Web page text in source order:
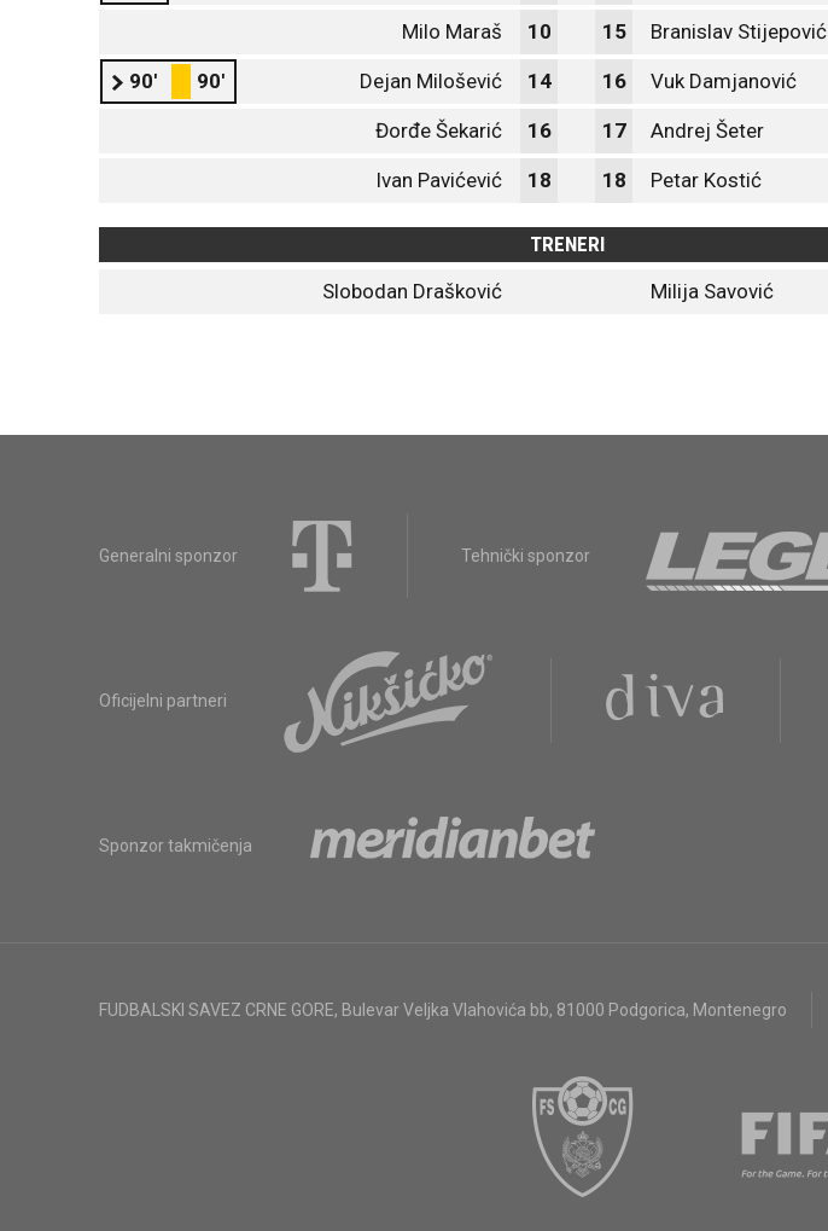
Milo Maraš 10 15 Branislav Stijepović
90' 90' Dejan Milošević 14 16 Vuk Damjanović
Đorđe Šekarić 16 17 Andrej Šeter
Ivan Pavićević 18 18 Petar Kostić
TRENERI
Slobodan Drašković
Milija Savović
Generalni sponzor Tehnički sponzor
Oficijelni partneri
Sponzor takmičenja
FUDBALSKI SAVEZ CRNE GORE, Bulevar Veljka Vlahovića bb, 81000 Podgorica, Montenegro